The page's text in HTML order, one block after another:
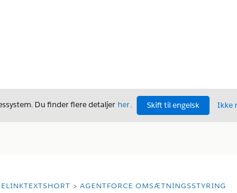
Du finder flere detaljer her. Skift til engelsk Ikke
AGENTFORCE OMSÆTNINGSSTYRING